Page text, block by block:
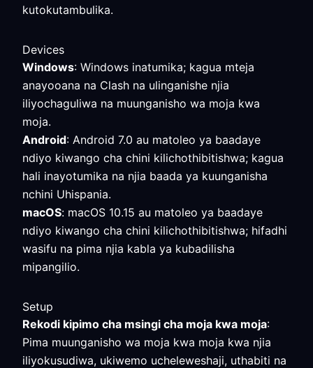
kutokutambulika.
Devices
Windows: Windows inatumika; kagua mteja
anayooana na Clash na ulinganishe njia
iliyochaguliwa na muunganisho wa moja kwa
moja.
Android: Android 7.0 au matoleo ya baadaye
ndiyo kiwango cha chini kilichothibitishwa; kagua
hali inayotumika na njia baada ya kuunganisha
nchini Uhispania.
macOS: macOS 10.15 au matoleo ya baadaye
ndiyo kiwango cha chini kilichothibitishwa; hifadhi
wasifu na pima njia kabla ya kubadilisha
mipangilio.
Setup
Rekodi kipimo cha msingi cha moja kwa moja:
Pima muunganisho wa moja kwa moja kwa njia
iliyokusudiwa, ukiwemo ucheleweshaji, uthabiti na